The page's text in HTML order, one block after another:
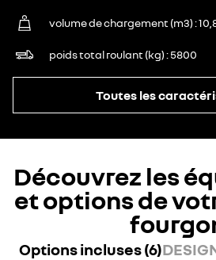
volume de chargement (m3)
poids total roulant (kg) 5800
Toutes les
Découvrez les
et options de
Options incluses (6)